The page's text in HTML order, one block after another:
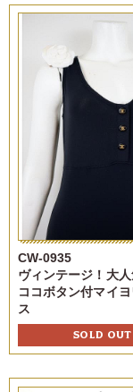
CW-0935
ヴィンテージ！大
ココボタン付マイ
ス
SOLD OUT